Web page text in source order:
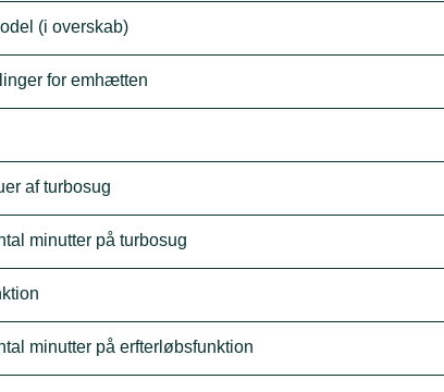
(i overskab)
for emhætten
af turbosug
minutter på turbosug
minutter på erfterløbsfunktion